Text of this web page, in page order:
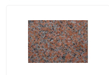
pietra di marmo bianca